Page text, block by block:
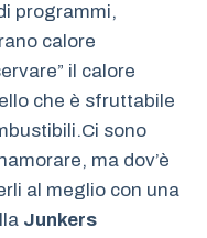
programmi,
calore
il calore
che è sfruttabile
sono
ma dov’è
al meglio con una
Junkers